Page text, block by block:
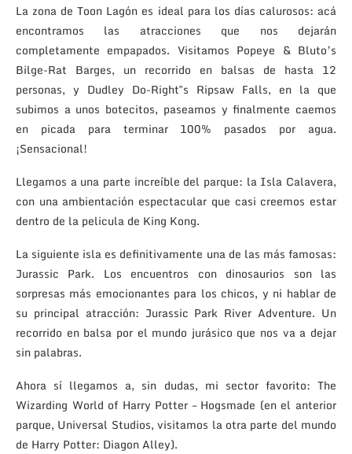
La zona de Toon Lagón es ideal para los días calurosos: acá
encontramos las atracciones que nos dejarán
completamente empapados. Visitamos Popeye & Bluto’s
Bilge-Rat Barges, un recorrido en balsas de hasta 12
personas, y Dudley Do-Right‟s Ripsaw Falls, en la que
subimos a unos botecitos, paseamos y finalmente caemos
en picada para terminar 100% pasados por agua.
¡Sensacional!
Llegamos a una parte increíble del parque: la Isla Calavera,
con una ambientación espectacular que casi creemos estar
dentro de la pelicula de King Kong.
La siguiente isla es definitivamente una de las más famosas:
Jurassic Park. Los encuentros con dinosaurios son las
sorpresas más emocionantes para los chicos, y ni hablar de
su principal atracción: Jurassic Park River Adventure. Un
recorrido en balsa por el mundo jurásico que nos va a dejar
sin palabras.
Ahora sí llegamos a, sin dudas, mi sector favorito: The
Wizarding World of Harry Potter – Hogsmade (en el anterior
parque, Universal Studios, visitamos la otra parte del mundo
de Harry Potter: Diagon Alley).